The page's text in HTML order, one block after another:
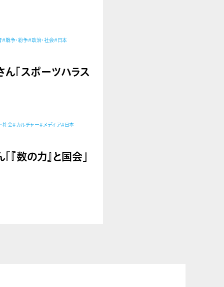
#戦争・紛争#政治・社会#日本
「スポーツハラス
社会#カルチャー#メディア#日本
数の力』と国会」